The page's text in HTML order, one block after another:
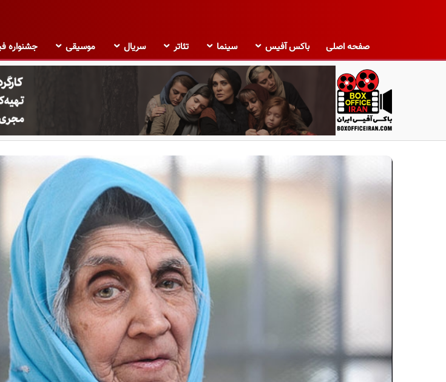
صفحه اصلی باکس آفیس سینما تئاتر سریال موسیقی جشنواره
ب
ک
س